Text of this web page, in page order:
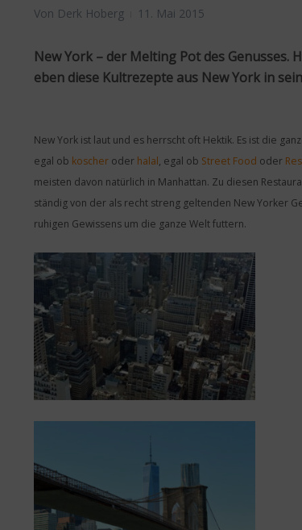
Von Derk Hoberg 11. Mai 2015
New York – der Melting Pot des
eben diese Kultrezepte aus New York in
New York ist laut und es herrscht oft Hektik. Es ist die
egal ob koscher oder halal, egal ob Street Food oder
meisten davon natürlich in Manhattan. Zu diesen
ständig von der als recht streng geltenden New Yorker
ruhigen Gewissens um die ganze Welt futtern.